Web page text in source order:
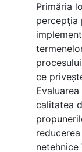
Primăria
percepţia
ce
calitatea